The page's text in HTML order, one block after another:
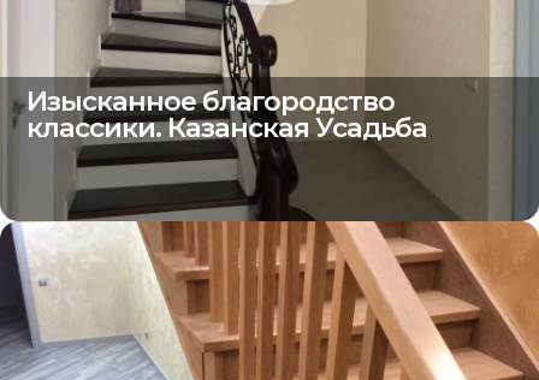
Изысканное благородство
классики. Казанская Усадьба